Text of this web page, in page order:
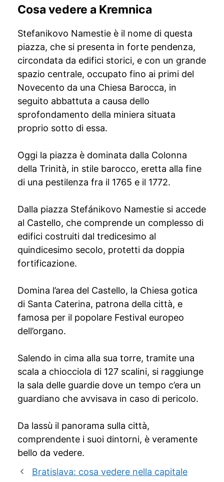
Cosa vedere a Kremnica
Stefanikovo Namestie è il nome di questa
piazza, che si presenta in forte pendenza,
circondata da edifici storici, e con un grande
spazio centrale, occupato fino ai primi del
Novecento da una Chiesa Barocca, in
seguito abbattuta a causa dello
sprofondamento della miniera situata
proprio sotto di essa.
Oggi la piazza è dominata dalla Colonna
della Trinità, in stile barocco, eretta alla fine
di una pestilenza fra il 1765 e il 1772.
Dalla piazza Stefánikovo Namestie si accede
al Castello, che comprende un complesso di
edifici costruiti dal tredicesimo al
quindicesimo secolo, protetti da doppia
fortificazione.
Domina l’area del Castello, la Chiesa gotica
di Santa Caterina, patrona della città, e
famosa per il popolare Festival europeo
dell’organo.
Salendo in cima alla sua torre, tramite una
scala a chiocciola di 127 scalini, si raggiunge
la sala delle guardie dove un tempo c’era un
guardiano che avvisava in caso di pericolo.
Da lassù il panorama sulla città,
comprendente i suoi dintorni, è veramente
bello da vedere.
Bratislava: cosa vedere nella capitale